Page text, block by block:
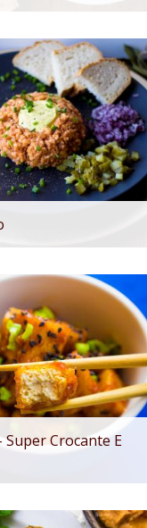
Crocante E